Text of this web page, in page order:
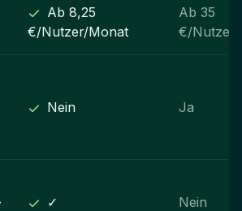
Ab 8,25
€/Nutzer/Monat
Ab 35
€/Nutzer/
Nein Ja
✓ Nein